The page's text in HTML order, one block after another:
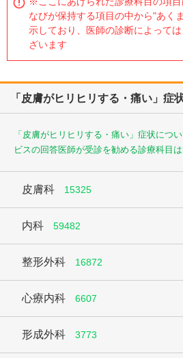
なびが保持する項目の中から"あく
示しており、医師の診断によって
ざいます
「皮膚がヒリヒリする・痛い」症
「皮膚がヒリヒリする・痛い」症状につ
ビスの回答医師が受診を勧める診療科目
皮膚科 15325
内科 59482
整形外科 16872
心療内科 6607
形成外科 3773